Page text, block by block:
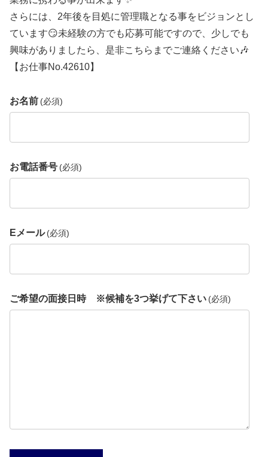
さらには、2年後を目処に管理職となる事をビジョンとし
ています😏未経験の方でも応募可能ですので、少しでも
興味がありましたら、是非こちらまでご連絡ください🎶
【お仕事No.42610】
お名前 (必須)
お電話番号 (必須)
Eメール (必須)
ご希望の面接日時 ※候補を3つ挙げて下さい (必須)